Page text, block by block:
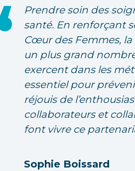
Prendre soin des
santé. En renforçant
Cœur des Femmes,
un plus grand
exercent dans les
essentiel pour
réjouis de
collaborateurs et
font vivre ce
Sophie Boissard